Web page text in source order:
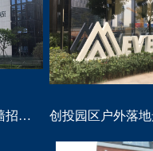
深圳汇丰银行大楼外墙招牌logo标识制作